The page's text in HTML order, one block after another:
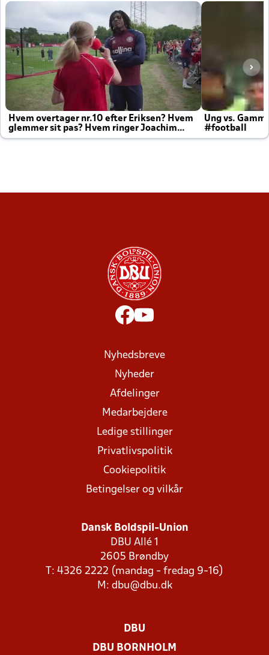
Hvem overtager nr.10 efter Eriksen? Hvem
glemmer sit pas? Hvem ringer Joachim
altid til efter kampe?
Ung vs.
#football
Nyhedsbreve
Nyheder
Afdelinger
Medarbejdere
Ledige stillinger
Privatlivspolitik
Cookiepolitik
Betingelser og vilkår
Dansk Boldspil-Union
DBU Allé 1
2605 Brøndby
T: 4326 2222 (mandag - fredag 9-16)
M: dbu@dbu.dk
DBU
DBU BORNHOLM